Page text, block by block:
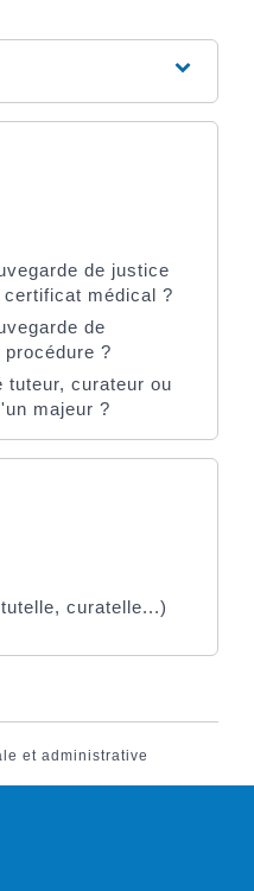
de justice
médical ?
de
?
tuteur, curateur ou
majeur ?
curatelle...)
et administrative